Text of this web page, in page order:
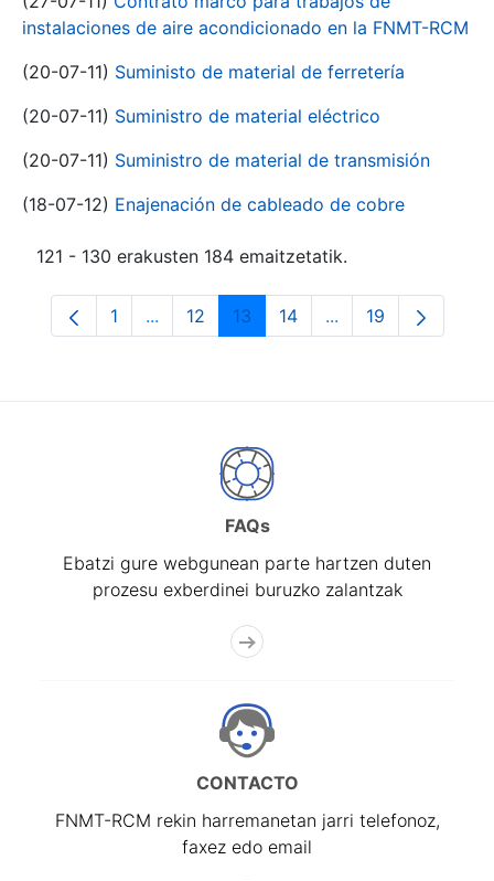
instalaciones de aire acondicionado en la FNMT-RCM
(20-07-11) Suministo de material de ferretería
(20-07-11) Suministro de material eléctrico
(20-07-11) Suministro de material de transmisión
(18-07-12) Enajenación de cableado de cobre
121 - 130 erakusten 184 emaitzetatik.
Orrialdea
1 ...Intermediate Pages Use TAB to navigate.
Orrialdea
12 Orrialdea
13 Orrialdea
14 ...Intermediate
Orrialdea
19
FAQs
Ebatzi gure webgunean parte hartzen duten
prozesu exberdinei buruzko zalantzak
CONTACTO
FNMT-RCM rekin harremanetan jarri telefonoz,
faxez edo email